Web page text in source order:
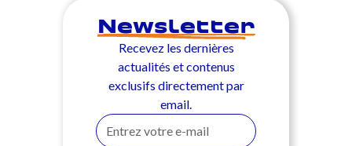
Newsletter
Recevez les dernières
actualités et contenus
exclusifs directement par
email.